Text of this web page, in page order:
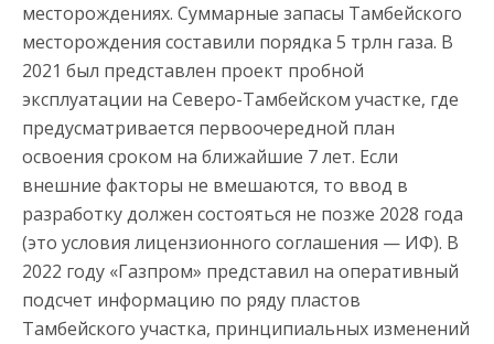
месторождениях. Суммарные запасы Тамбейского
месторождения составили порядка 5 трлн газа. В
2021 был представлен проект пробной
эксплуатации на Северо-Тамбейском участке, где
предусматривается первоочередной план
освоения сроком на ближайшие 7 лет. Если
внешние факторы не вмешаются, то ввод в
разработку должен состояться не позже 2028 года
(это условия лицензионного соглашения — ИФ). В
2022 году «Газпром» представил на оперативный
подсчет информацию по ряду пластов
Тамбейского участка, принципиальных изменений